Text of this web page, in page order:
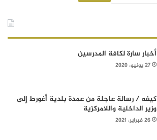
أخبار سارة لكافة المدرسين
27 يونيو، 2020
كيفه / رسالة عاجلة من عمدة بلدية أغورط إلى
وزير الداخلية واللامركزية
26 فبراير، 2021